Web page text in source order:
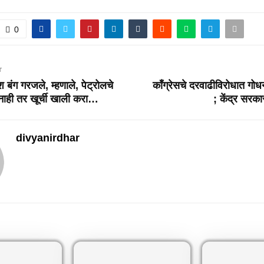
0
बंग गरजले, म्हणाले, पेट्रोलचे
तर खूर्ची खाली करा…
कॉंग्रेसचे दरवाढीविरोधात
; केंद्र
divyanirdhar